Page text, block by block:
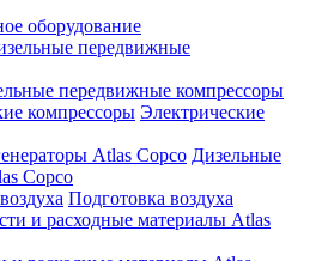
оборудование
передвижные компрессоры
Электрические
Дизельные
Copco
Подготовка воздуха